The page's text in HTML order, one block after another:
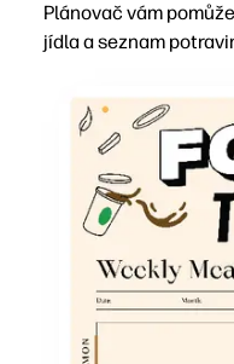
Plánovač vám
jídla a seznam
Design Print-and-
Vestavěný
Méně stresu -
Snižte plýtvání a